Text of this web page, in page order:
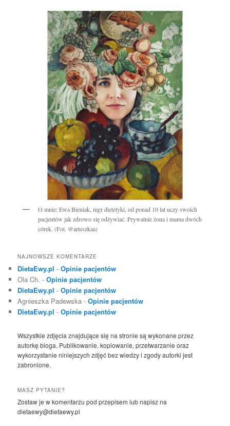
O mnie: Ewa Bieniak, mgr dietetyki, od ponad 10 lat uczy swoich
pacjentów jak zdrowo się odżywiać. Prywatnie żona i mama dwóch
córek. (Fot. @arteszkaa)
NAJNOWSZE KOMENTARZE
DietaEwy.pl -Opinie pacjentów
Ola Ch. -Opinie pacjentów
DietaEwy.pl -Opinie pacjentów
Agnieszka Padewska -Opinie pacjentów
DietaEwy.pl -Opinie pacjentów
Wszystkie zdjęcia znajdujące się na stronie są wykonane przez
autorkę bloga. Publikowanie, kopiowanie, przetwarzanie oraz
wykorzystanie niniejszych zdjęć bez wiedzy i zgody autorki jest
zabronione.
MASZ PYTANIE?
Zostaw je w komentarzu pod przepisem lub napisz na
dietaewy@dietaewy.pl